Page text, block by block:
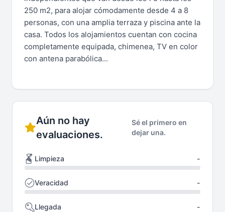
250 m2, para alojar cómodamente desde 4 a 8
personas, con una amplia terraza y piscina ante la
casa. Todos los alojamientos cuentan con cocina
completamente equipada, chimenea, TV en color
con antena parabólica...
Aún no hay
evaluaciones.
Sé el primero en
dejar una.
Limpieza -
Veracidad -
Llegada -